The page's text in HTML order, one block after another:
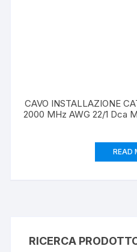
CAVO INSTALLAZIONE
2000 MHz AWG 22/1 Dca
READ
RICERCA